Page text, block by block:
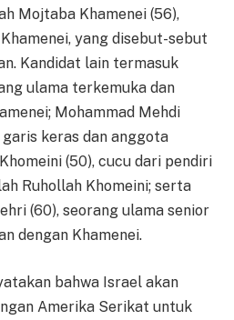
Mojtaba Khamenei (56),
yang disebut-sebut
Kandidat lain termasuk
ulama terkemuka dan
Mohammad Mehdi
keras dan anggota
(50), cucu dari pendiri
Ruhollah Khomeini; serta
(60), seorang ulama senior
dengan Khamenei.
bahwa Israel akan
Amerika Serikat untuk